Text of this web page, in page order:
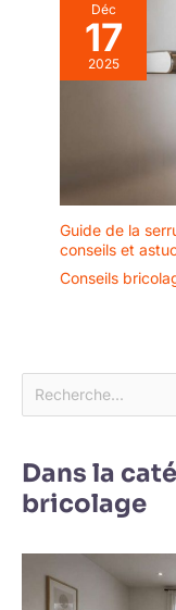
Déc
17
2025
Guide de la
conseils et
Conseils
Dans la
bricolage